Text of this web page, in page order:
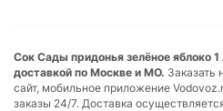
Сок Сады придонья зелёное яблоко 1
доставкой по Москве и МО. Заказать
сайт, мобильное приложение
заказы 24/7. Доставка